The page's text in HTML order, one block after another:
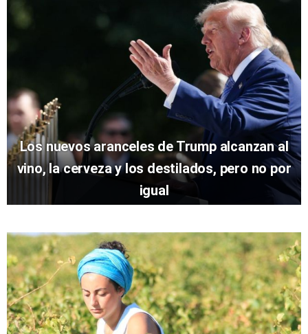
Los nuevos aranceles de Trump alcanzan al
vino, la cerveza y los destilados, pero no por
igual